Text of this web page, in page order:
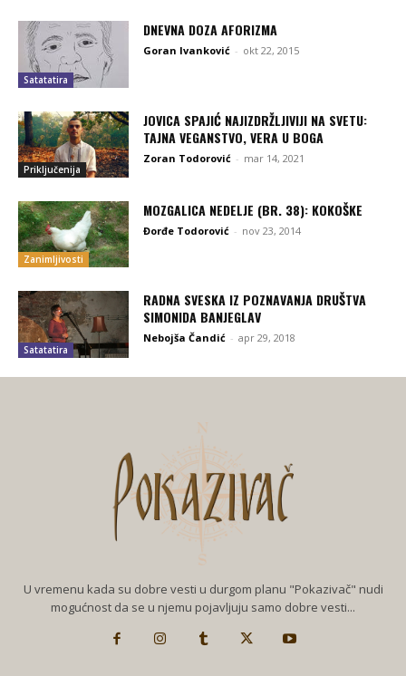
Satatatira
DNEVNA DOZA AFORIZMA
Goran Ivanković - okt 22, 2015
Priključenija
JOVICA SPAJIĆ NAJIZDRŽLJIVIJI NA SVETU:
TAJNA VEGANSTVO, VERA U BOGA
Zoran Todorović - mar 14, 2021
Zanimljivosti
MOZGALICA NEDELJE (BR. 38): KOKOŠKE
Đorđe Todorović - nov 23, 2014
Satatatira
RADNA SVESKA IZ POZNAVANJA DRUŠTVA
SIMONIDA BANJEGLAV
Nebojša Čandić - apr 29, 2018
U vremenu kada su dobre vesti u durgom planu "Pokazivač" nudi
mogućnost da se u njemu pojavljuju samo dobre vesti...